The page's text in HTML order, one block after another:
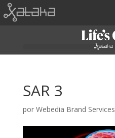
SAR 3
por Webedia Brand Services